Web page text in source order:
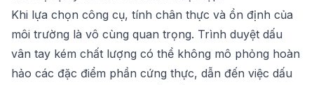
Khi lựa chọn công cụ, tính chân thực và ổn định của
môi trường là vô cùng quan trọng. Trình duyệt dấu
vân tay kém chất lượng có thể không mô phỏng hoàn
hảo các đặc điểm phần cứng thực, dẫn đến việc dấu